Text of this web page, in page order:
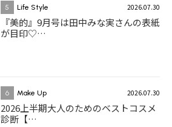
5 Life Style 2026.07.30
『美的』9月号は田中みな実さんの表紙
が目印♡…
6 Make Up 2026.07.30
2026上半期大人のためのベストコスメ
診断【…